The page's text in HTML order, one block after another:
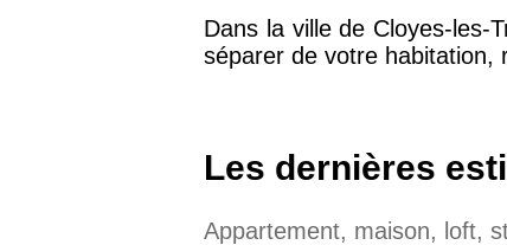
Dans la ville de Cloyes-les-
séparer de votre habitation,
Les dernières
Appartement, maison, loft,